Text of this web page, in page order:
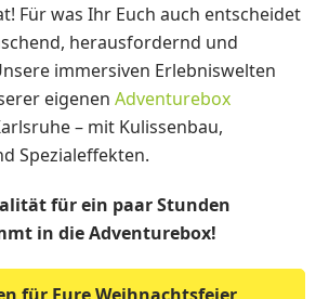
Für was Ihr Euch auch entscheidet
herausfordernd und
immersiven Erlebniswelten
eigenenAdventurebox
– mit Kulissenbau,
Spezialeffekten.
für ein paar Stunden
in die Adventurebox!